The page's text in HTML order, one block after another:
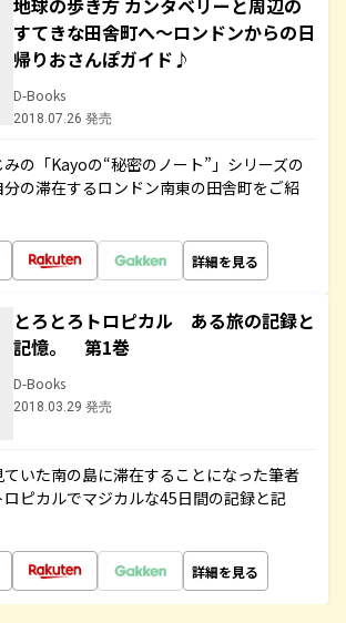
地球の歩き方 カンタベリーと周辺の
すてきな田舎町へ～ロンドンからの日
帰りおさんぽガイド♪
D-Books
2018.07.26 発売
の「Kayoの“秘密のノート”」シリーズの
の滞在するロンドン南東の田舎町をご紹
詳細を見る
とろとろトロピカル ある旅の記録と
記憶。 第1巻
D-Books
2018.03.29 発売
いた南の島に滞在することになった筆者
ピカルでマジカルな45日間の記録と記
詳細を見る